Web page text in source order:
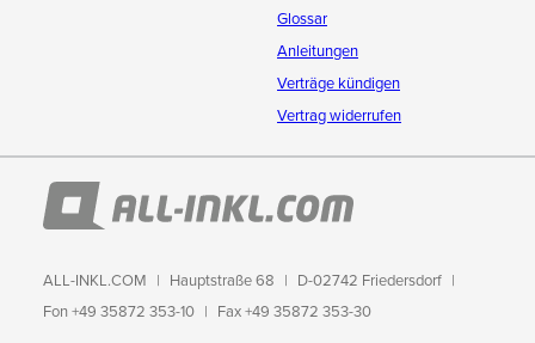
Glossar
Anleitungen
Verträge kündigen
Vertrag widerrufen
ALL-INKL.COM Hauptstraße 68
D-02742 Friedersdorf
Fon +49 35872 353-10
Fax +49 35872 353-30